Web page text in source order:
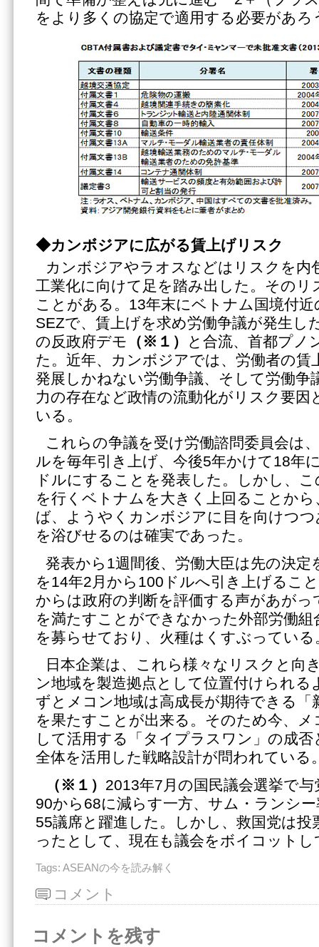
をより多くの協定で適用する必要があろ
◆カンボジアに広がる賃上げリスク
カンボジアやラオスなどはリスクを内
工業化に向けて足を踏み出した。そのリ
ことがある。13年末にベトナム国境付
SEZで、賃上げを求め労働争議が発生し
の反政府デモ （※１）
と合流、首都プノ
た。近年、カンボジアでは、労働者の賃
発展しかねない労働争議、そして労働争
力の存在など政情の流動化がリスク要因
いる。
これらの争議を受け労働諮問委員会は
ルを毎年引き上げ、今後5年かけて18年
ドルにすることを発表した。しかし、
を行くベトナムを大きく上回ることか
ば、ようやくカンボジアに目を向けつ
を浴びせるのは確実であった。
発表から1週間後、労働大臣は先の決定
を14年2月から100ドルへ引き上げるこ
からは政府の判断を評価する声があが
を満たすことができなかった外部労働組
を募らせており、火種はくすぶっている
日本企業は、これら様々なリスクと向
ン地域を製造拠点として位置付けられ
ずとメコン地域は高成長が期待できる「
を果たすことが出来る。そのため今、メ
して活用する「タイプラスワン」の成
全体を活用した戦略設計が問われている
（※１） 2013年7月の国民議会選挙で
90から68に減らす一方、サム・ランシ
55議席と躍進した。しかし、救国党は投
ったとして、現在も議会をボイコットし
Tags: ASEANの今を読み解く
コメント
コメントを残す